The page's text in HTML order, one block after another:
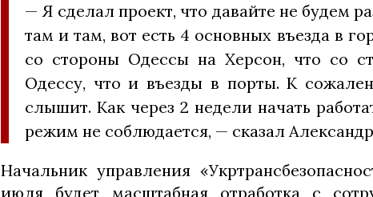
— Я сделал проект, что давайте не будем
там и там, вот есть 4 основных въезда в
со стороны Одессы на Херсон, что со
Одессу, что и въезды в порты. К
слышит. Как через 2 недели начать
режим не соблюдается, — сказал
Начальник управления
июля будет масштабная отработка с